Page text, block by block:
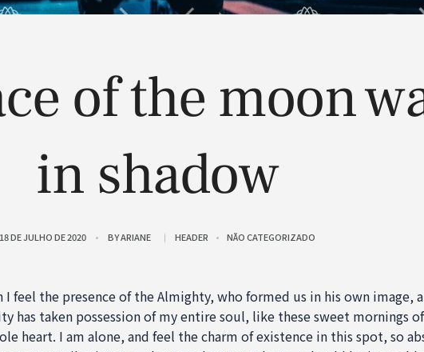
of the moon
in shadow
18 DE JULHO DE 2020 BYARIANE HEADER NÃO CATEGORIZADO
I feel the presence of the Almighty, who formed us in his own image,
has taken possession of my entire soul, like these sweet mornings
heart. I am alone, and feel the charm of existence in this spot, so